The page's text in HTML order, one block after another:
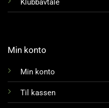
Klubbavtale
Min konto
Min konto
Til kassen